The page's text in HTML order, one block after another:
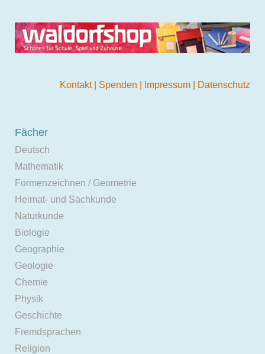
Kontakt Spenden Impressum Datenschutz
Fächer
Deutsch
Mathematik
Formenzeichnen / Geometrie
Heimat- und Sachkunde
Naturkunde
Biologie
Geographie
Geologie
Chemie
Physik
Geschichte
Fremdsprachen
Religion